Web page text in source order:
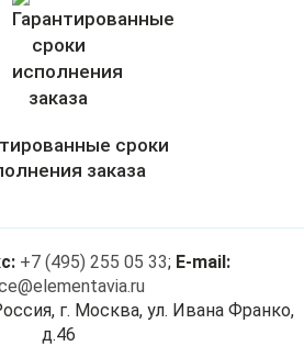
сроки
заказа
+7 (495) 255 05 33; E-mail:
г. Москва, ул. Ивана Франко,
д.46